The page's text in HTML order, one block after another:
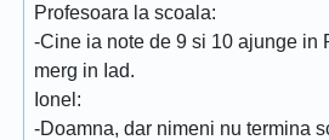
Profesoara la scoala:
-Cine ia note de 9 si 10 ajunge in
merg in Iad.
Ionel:
-Doamna, dar nimeni nu termina